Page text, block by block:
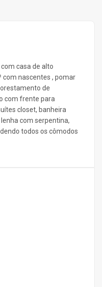
casa de alto
com nascentes , pomar
de
com frente para
closet, banheira
com serpentina,
todos os cômodos